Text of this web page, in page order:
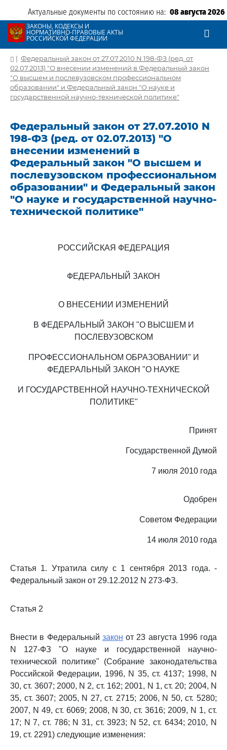
Актуальные документы по состоянию на: 08 августа 2026
ЗАКОНЫ, КОДЕКСЫ И
НОРМАТИВНО-ПРАВОВЫЕ АКТЫ
РОССИЙСКОЙ ФЕДЕРАЦИИ
| Федеральный закон от 27.07.2010 N 198-ФЗ (ред. от
02.07.2013) "О внесении изменений в Федеральный закон
"О высшем и послевузовском профессиональном
образовании" и Федеральный закон "О науке и
государственной научно-технической политике"
Федеральный закон от 27.07.2010 N
198-ФЗ (ред. от 02.07.2013) "О
внесении изменений в
Федеральный закон "О высшем и
послевузовском профессиональном
образовании" и Федеральный закон
"О науке и государственной научно-
технической политике"
РОССИЙСКАЯ ФЕДЕРАЦИЯ
ФЕДЕРАЛЬНЫЙ ЗАКОН
О ВНЕСЕНИИ ИЗМЕНЕНИЙ
В ФЕДЕРАЛЬНЫЙ ЗАКОН "О ВЫСШЕМ И
ПОСЛЕВУЗОВСКОМ
ПРОФЕССИОНАЛЬНОМ ОБРАЗОВАНИИ" И
ФЕДЕРАЛЬНЫЙ ЗАКОН "О НАУКЕ
И ГОСУДАРСТВЕННОЙ НАУЧНО-ТЕХНИЧЕСКОЙ
ПОЛИТИКЕ"
Принят
Государственной Думой
7 июля 2010 года
Одобрен
Советом Федерации
14 июля 2010 года
Статья 1. Утратила силу с 1 сентября 2013 года. -
Федеральный закон от 29.12.2012 N 273-ФЗ.
Статья 2
Внести в Федеральный закон от 23 августа 1996 года
N 127-ФЗ "О науке и государственной научно-
технической политике" (Собрание законодательства
Российской Федерации, 1996, N 35, ст. 4137; 1998, N
30, ст. 3607; 2000, N 2, ст. 162; 2001, N 1, ст. 20; 2004, N
35, ст. 3607; 2005, N 27, ст. 2715; 2006, N 50, ст. 5280;
2007, N 49, ст. 6069; 2008, N 30, ст. 3616; 2009, N 1, ст.
17; N 7, ст. 786; N 31, ст. 3923; N 52, ст. 6434; 2010, N
19, ст. 2291) следующие изменения: